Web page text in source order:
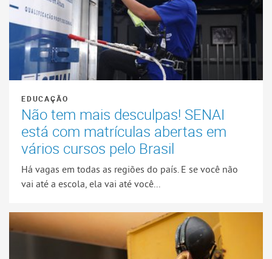
EDUCAÇÃO
Não tem mais desculpas! SENAI
está com matrículas abertas em
vários cursos pelo Brasil
Há vagas em todas as regiões do país. E se você não
vai até a escola, ela vai até você...